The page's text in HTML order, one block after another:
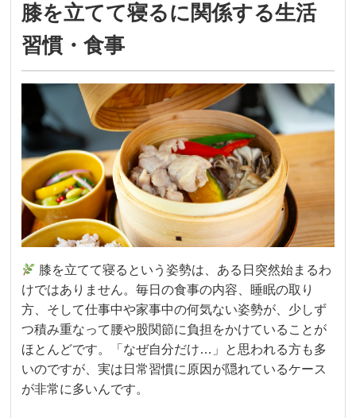
膝を立てて寝るに関係する生活
習慣・食事
膝を立てて寝るという姿勢は、ある日突然始まるわ
けではありません。毎日の食事の内容、睡眠の取り
方、そして仕事中や家事中の何気ない姿勢が、少しず
つ積み重なって腰や股関節に負担をかけていることが
ほとんどです。「なぜ自分だけ…」と思われる方も多
いのですが、実は日常習慣に原因が隠れているケース
が非常に多いんです。